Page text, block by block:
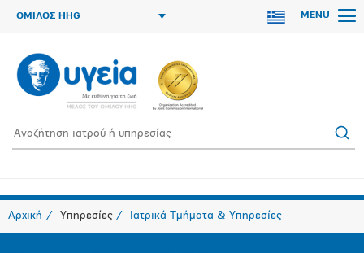
ΟΜΙΛΟΣ HHG MENU
Αρχική Υπηρεσίες Ιατρικά Τμήματα & Υπηρεσίες